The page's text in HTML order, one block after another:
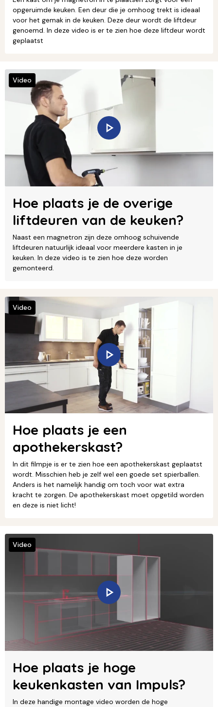
opgeruimde keuken. Een deur die je omhoog trekt is ideaal
voor het gemak in de keuken. Deze deur wordt de liftdeur
genoemd. In deze video is er te zien hoe deze liftdeur wordt
geplaatst
Hoe plaats je de overige
liftdeuren van de keuken?
Naast een magnetron zijn deze omhoog schuivende
liftdeuren natuurlijk ideaal voor meerdere kasten in je
keuken. In deze video is te zien hoe deze worden
gemonteerd.
Video
Hoe plaats je een
apothekerskast?
In dit filmpje is er te zien hoe een apothekerskast geplaatst
wordt. Misschien heb je zelf wel een goede set spierballen.
Anders is het namelijk handig om toch voor wat extra
kracht te zorgen. De apothekerskast moet opgetild worden
en deze is niet licht!
Video
Hoe plaats je hoge
keukenkasten van Impuls?
In deze handige montage video worden de hoge
Video